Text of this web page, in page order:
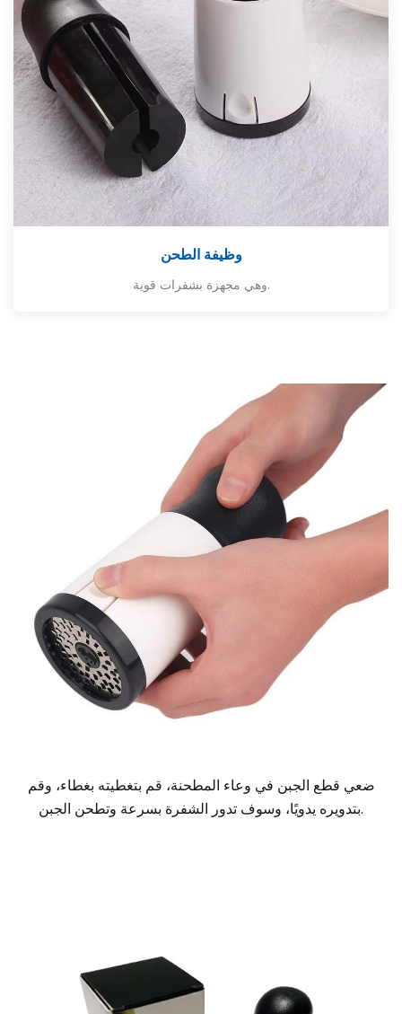
وظيفة الطحن
وهي مجهزة بشفرات قوية.
ضعي قطع الجبن في وعاء المطحنة، قم بتغطيته بغطاء، وقم
بتدويره يدويًا، وسوف تدور الشفرة بسرعة وتطحن الجبن.